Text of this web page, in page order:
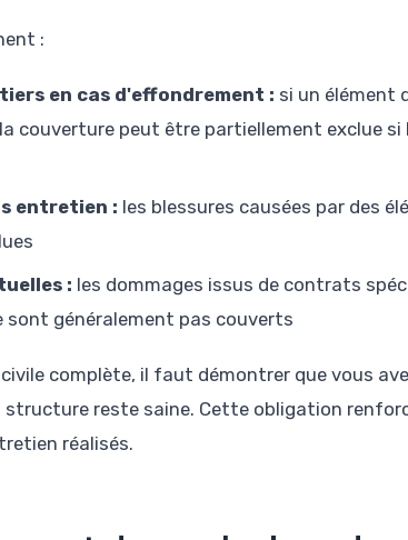
:
en cas d'effondrement : si un élément
couverture peut être partiellement exclue
entretien : les blessures causées par des
: les dommages issus de contrats
sont généralement pas couverts
complète, il faut démontrer que vous
structure reste saine. Cette obligation
réalisés.